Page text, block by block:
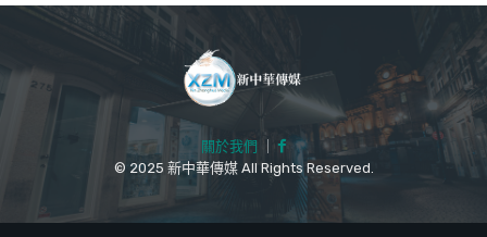
關於我們
｜
© 2025 新中華傳媒 All Rights Reserved.